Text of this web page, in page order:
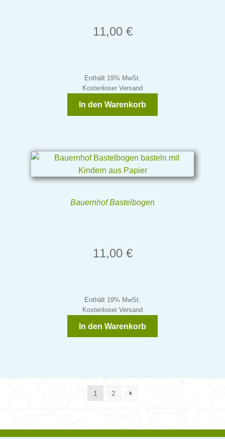
11,00 €
Enthält 19% MwSt.
Kostenloser Versand
In den Warenkorb
Bauernhof Bastelbogen
11,00 €
Enthält 19% MwSt.
Kostenloser Versand
In den Warenkorb
1 2